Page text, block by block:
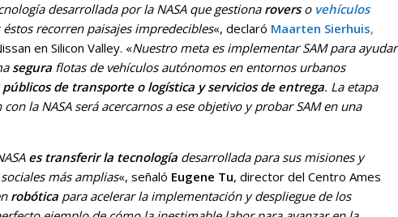
desarrollada por la NASA que gestiona roverso vehículos
recorren paisajes impredecibles«, declaró Maarten Sierhuis,
en Silicon Valley. «Nuestro meta es implementar SAM para ayudar
segura flotas de vehículos autónomos en entornos urbanos
públicos de transporte o logística y servicios de entrega. La etapa
la NASA será acercarnos a ese objetivo y probar SAM en una
es transferir la tecnología desarrollada para sus misiones y
más amplias«, señaló Eugene Tu, director del Centro Ames
robótica para acelerar la implementación y despliegue de los